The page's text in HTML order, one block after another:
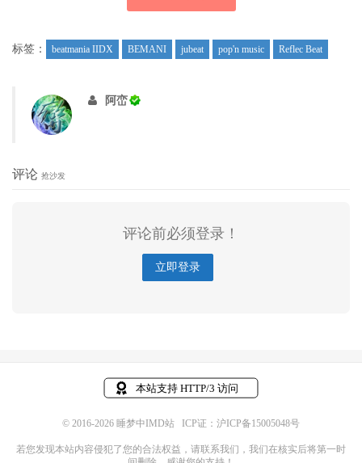
标签： beatmania IIDX BEMANI jubeat pop'n music Reflec Beat
阿峦
评论 抢沙发
评论前必须登录！
立即登录
© 2016-2026 睡梦中IMD站 ICP证：沪ICP备15005048号
若您发现本站内容侵犯了您的合法权益，请联系我们 ，我们在核实后将第一时